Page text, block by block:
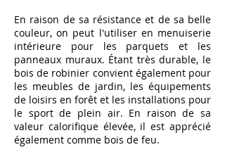
En raison de sa résistance et de sa belle
couleur, on peut l'utiliser en menuiserie
intérieure pour les parquets et les
panneaux muraux. Étant très durable, le
bois de robinier convient également pour
les meubles de jardin, les équipements
de loisirs en forêt et les installations pour
le sport de plein air. En raison de sa
valeur calorifique élevée, il est apprécié
également comme bois de feu.